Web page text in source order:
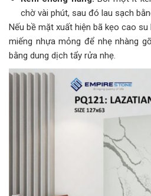
chờ vài phút, sau đó lau sạch
Nếu bề mặt xuất hiện bã kẹo cao
miếng nhựa mỏng để nhẹ nhàng
bằng dung dịch tẩy rửa nhẹ.